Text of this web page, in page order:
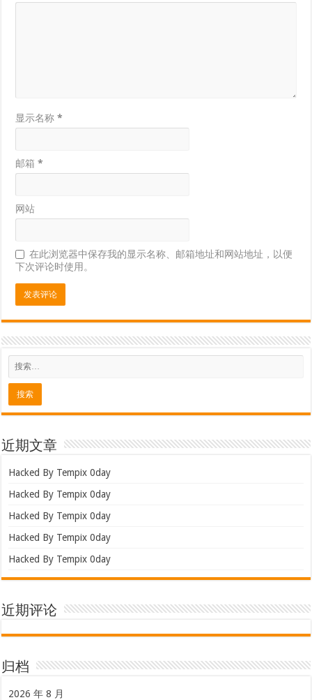
显示名称*
邮箱*
网站
在此浏览器中保存我的显示名称、邮箱地址和网站地址，以便
下次评论时使用。
近期文章
Hacked By Tempix 0day
Hacked By Tempix 0day
Hacked By Tempix 0day
Hacked By Tempix 0day
Hacked By Tempix 0day
近期评论
归档
2026 年 8 月